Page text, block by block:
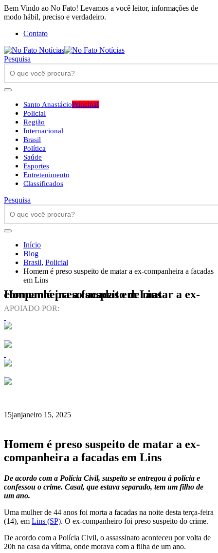
Bem Vindo ao No Fato! Levamos a você leitor, informações de
modo hábil, preciso e verdadeiro.
Contato
Pesquisa
Santo AnastácioPrincipal
Policial
Região
Internacional
Brasil
Política
Saúde
Esportes
Entretenimento
Classificados
Pesquisa
Início
Blog
Brasil, Policial
Homem é preso suspeito de matar a ex-companheira a facadas
em Lins
Homem é preso suspeito de matar a ex-companheira a facadas em Lins
APOIADO POR:
15janjaneiro 15, 2025
Homem é preso suspeito de matar a ex-
companheira a facadas em Lins
De acordo com a Polícia Civil, suspeito se entregou à polícia e
confessou o crime. Casal, que estava separado, tem um filho de
um ano.
Uma mulher de 44 anos foi morta a facadas na noite desta terça-feira
(14), em Lins (SP). O ex-companheiro foi preso suspeito do crime.
De acordo com a Polícia Civil, o assassinato aconteceu por volta de
20h na casa da vítima, onde morava com a filha de um ano.